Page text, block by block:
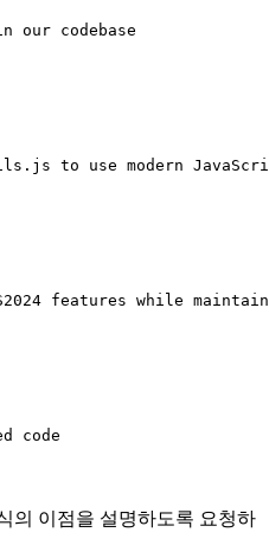
의 이점을 설명하도록 요청하